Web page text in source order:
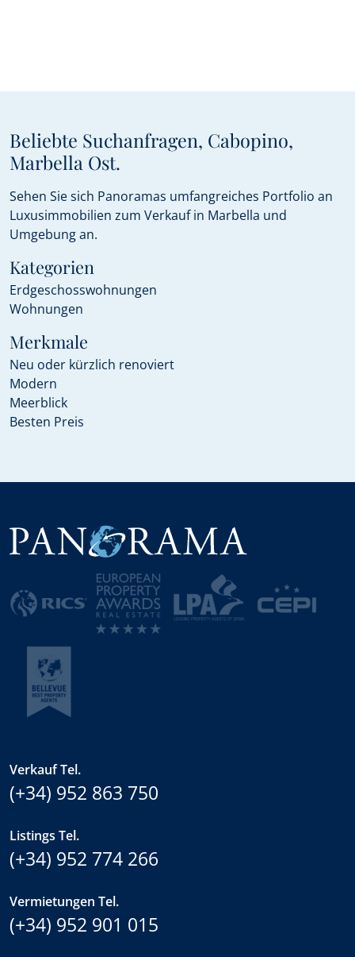
Beliebte Suchanfragen, Cabopino,
Marbella Ost.
Sehen Sie sich Panoramas umfangreiches Portfolio an
Luxusimmobilien zum Verkauf in Marbella und
Umgebung an.
Kategorien
Erdgeschosswohnungen
Wohnungen
Merkmale
Neu oder kürzlich renoviert
Modern
Meerblick
Besten Preis
Verkauf Tel.
(+34) 952 863 750
Listings Tel.
(+34) 952 774 266
Vermietungen Tel.
(+34) 952 901 015